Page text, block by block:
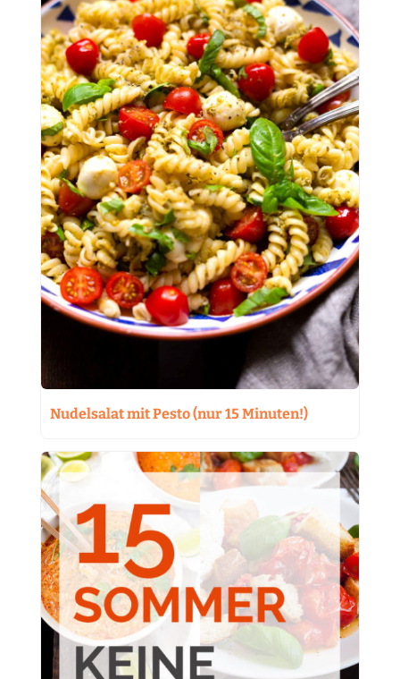
Nudelsalat mit Pesto (nur 15 Minuten!)